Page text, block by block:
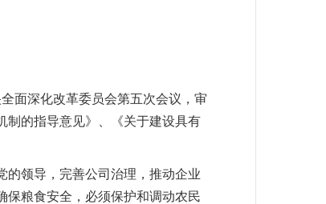
面深化改革委员会第五次会议，审
制的指导意见》、《关于建设具有
的领导，完善公司治理，推动企业
保粮食安全，必须保护和调动农民